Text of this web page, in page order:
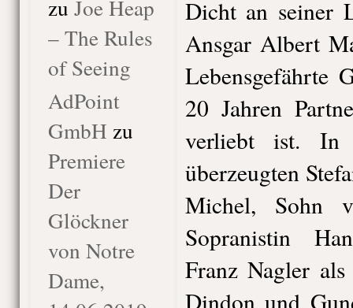
zu Joe Heap
– The Rules
of Seeing
AdPoint
GmbH zu
Premiere
Der
Glöckner
von Notre
Dame,
Dicht an seiner
Ansgar Albert
Lebensgefährte
20 Jahren
verliebt ist. In
überzeugten
Michel, Sohn
Sopranistin
Franz Nagler
Dindon und